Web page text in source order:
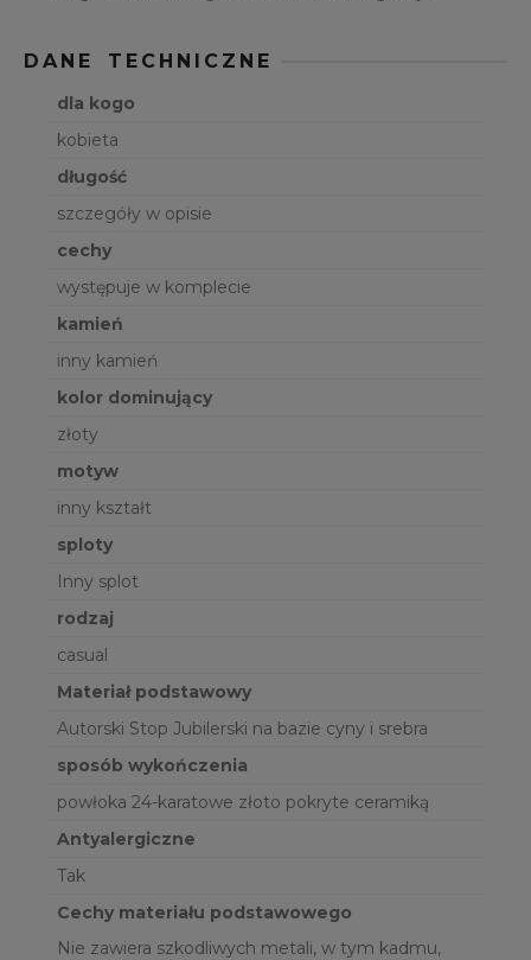
DANE TECHNICZNE
dla kogo
kobieta
długość
szczegóły w opisie
cechy
występuje w komplecie
kamień
inny kamień
kolor dominujący
złoty
motyw
inny kształt
sploty
Inny splot
rodzaj
casual
Materiał podstawowy
Autorski Stop Jubilerski na bazie cyny i srebra
sposób wykończenia
powłoka 24-karatowe złoto pokryte ceramiką
Antyalergiczne
Tak
Cechy materiału podstawowego
Nie zawiera szkodliwych metali, w tym kadmu,